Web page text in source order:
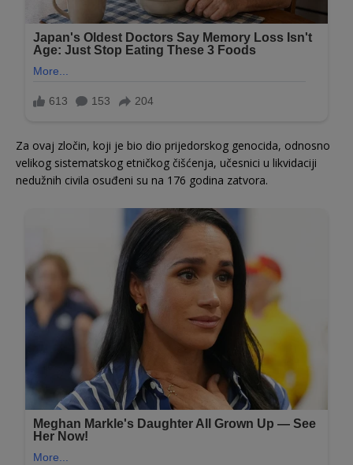
Za ovaj zločin, koji je bio dio prijedorskog genocida, odnosno
velikog sistematskog etničkog čišćenja, učesnici u likvidaciji
nedužnih civila osuđeni su na 176 godina zatvora.